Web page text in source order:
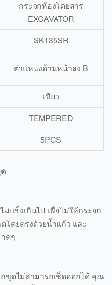
กระจกห้องโดยสาร
EXCAVATOR
SK135SR
ตำแหน่งด้านหน้าลง B
เขียว
TEMPERED
5PCS
แข็งเกินไป เพื่อไม่ให้กระจก
โดยตรงด้วยน้ำแก้ว และ
ดๆ
ขุดไม่สามารถเช็ดออกได้ คุณ